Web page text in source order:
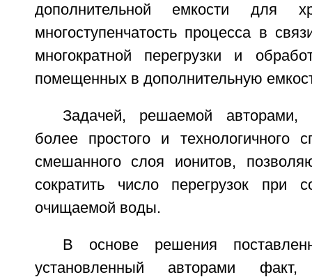
дополнительной емкости для
многоступенчатость процесса в
многократной перегрузки и
помещенных в дополнительную
Задачей, решаемой авторами,
более простого и технологичного
смешанного слоя ионитов,
сократить число перегрузок при
очищаемой воды.
В основе решения
установленный авторами